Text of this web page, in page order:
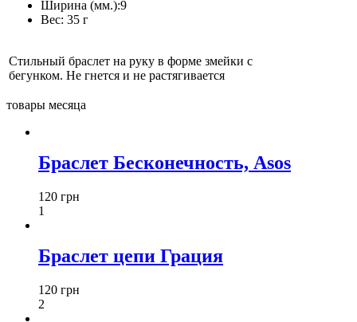
Ширина (мм.):9
Вес: 35 г
Стильный браслет на руку в форме змейки с
бегунком. Не гнется и не растягивается
товары месяца
Браслет Бесконечность, Asos
120 грн
1
Браслет цепи Грация
120 грн
2